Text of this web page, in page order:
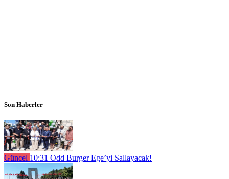
Son Haberler
Güncel 10:31 Odd Burger Ege’yi Sallayacak!